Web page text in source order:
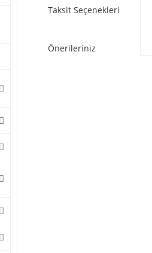
Taksit Seçenekleri
Önerileriniz